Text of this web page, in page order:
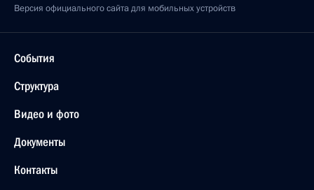
Версия официального сайта для мобильных устройств
События
Структура
Видео и фото
Документы
Контакты